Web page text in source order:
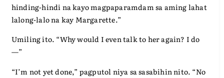
hinding-hindi na kayo magpaparamdam sa aming lahat
lalong-lalo na kay Margarette.”
Umiling ito. “Why would I even talk to her again? I do
—”
“I’m not yet done,” pagputol niya sa sasabihin nito. “No